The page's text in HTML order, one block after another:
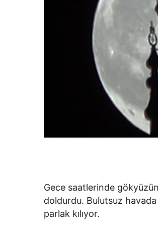
Gece saatlerinde
doldurdu. Bulutsuz
parlak kılıyor.